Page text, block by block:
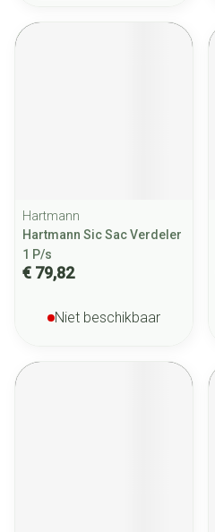
Hartmann
Hartmann Sic Sac Verdeler
1 P/s
€ 79,82
Niet beschikbaar